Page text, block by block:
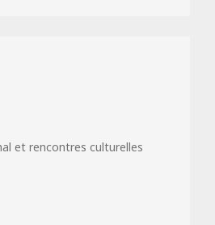
et rencontres culturelles